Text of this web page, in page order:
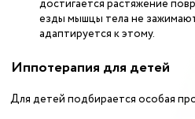
достигается растяжение
езды мышцы тела не
адаптируется к этому.
Иппотерапия для детей
Для детей подбирается особая